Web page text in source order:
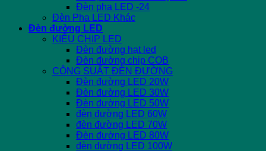
Đèn pha LED -24
Đèn Pha LED Khác
Đèn đường LED
KIỂU CHIP LED
Đèn đường hạt led
Đèn đường chip COB
CÔNG SUẤT ĐÈN ĐƯỜNG
Đèn đường LED 20W
Đèn đường LED 30W
Đèn đường LED 50W
đèn đường LED 60W
đèn đường LED 70W
Đèn đường LED 80W
đèn đường LED 100W